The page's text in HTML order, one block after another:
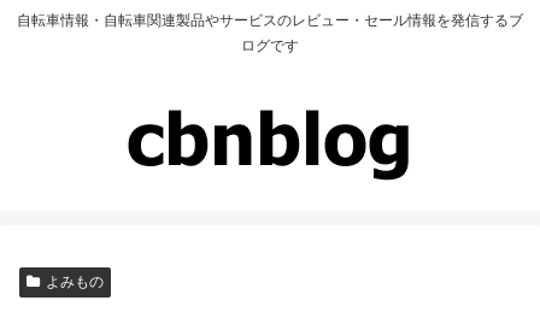
自転車情報・自転車関連製品やサービスのレビュー・セール情報を発信するブ
ログです
よみもの